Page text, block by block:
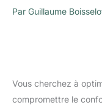
Par Guillaume
Vous cherchez à
compromettre le